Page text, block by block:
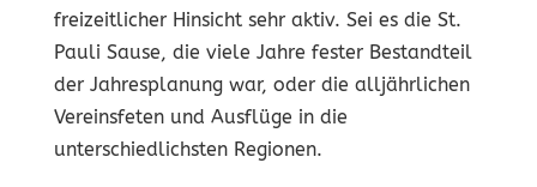
freizeitlicher Hinsicht sehr aktiv. Sei es die St.
Pauli Sause, die viele Jahre fester Bestandteil
der Jahresplanung war, oder die alljährlichen
Vereinsfeten und Ausflüge in die
unterschiedlichsten Regionen.